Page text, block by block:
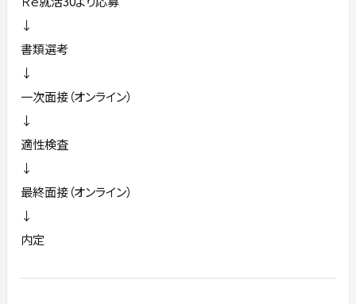
↓
書類選考
↓
一次面接（オンライン）
↓
適性検査
↓
最終面接（オンライン）
↓
内定